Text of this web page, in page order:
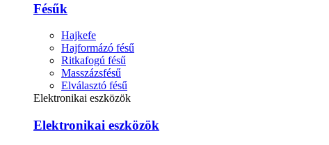
Fésűk
Hajkefe
Hajformázó fésű
Ritkafogú fésű
Masszázsfésű
Elválasztó fésű
Elektronikai eszközök
Elektronikai eszközök